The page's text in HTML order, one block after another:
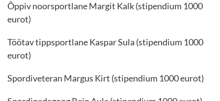
Õppiv noorsportlane Margit Kalk (stipendium 1000
eurot)
Töötav tippsportlane Kaspar Sula (stipendium 1000
eurot)
Spordiveteran Margus Kirt (stipendium 1000 eurot)